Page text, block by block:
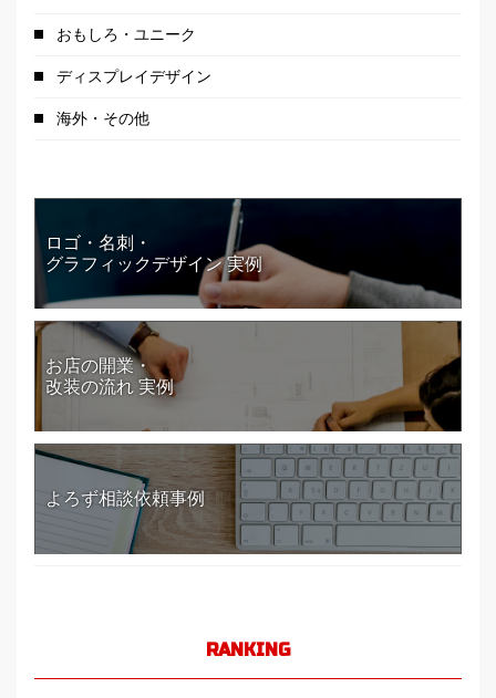
おもしろ・ユニーク
ディスプレイデザイン
海外・その他
ロゴ・名刺・
グラフィックデザイン 実例
お店の開業・
改装の流れ 実例
よろず相談依頼事例
RANKING